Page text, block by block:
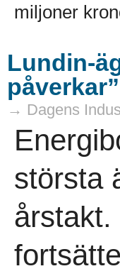
miljoner
Lundin-
påverkar”
→ Dagens
största
årstakt.